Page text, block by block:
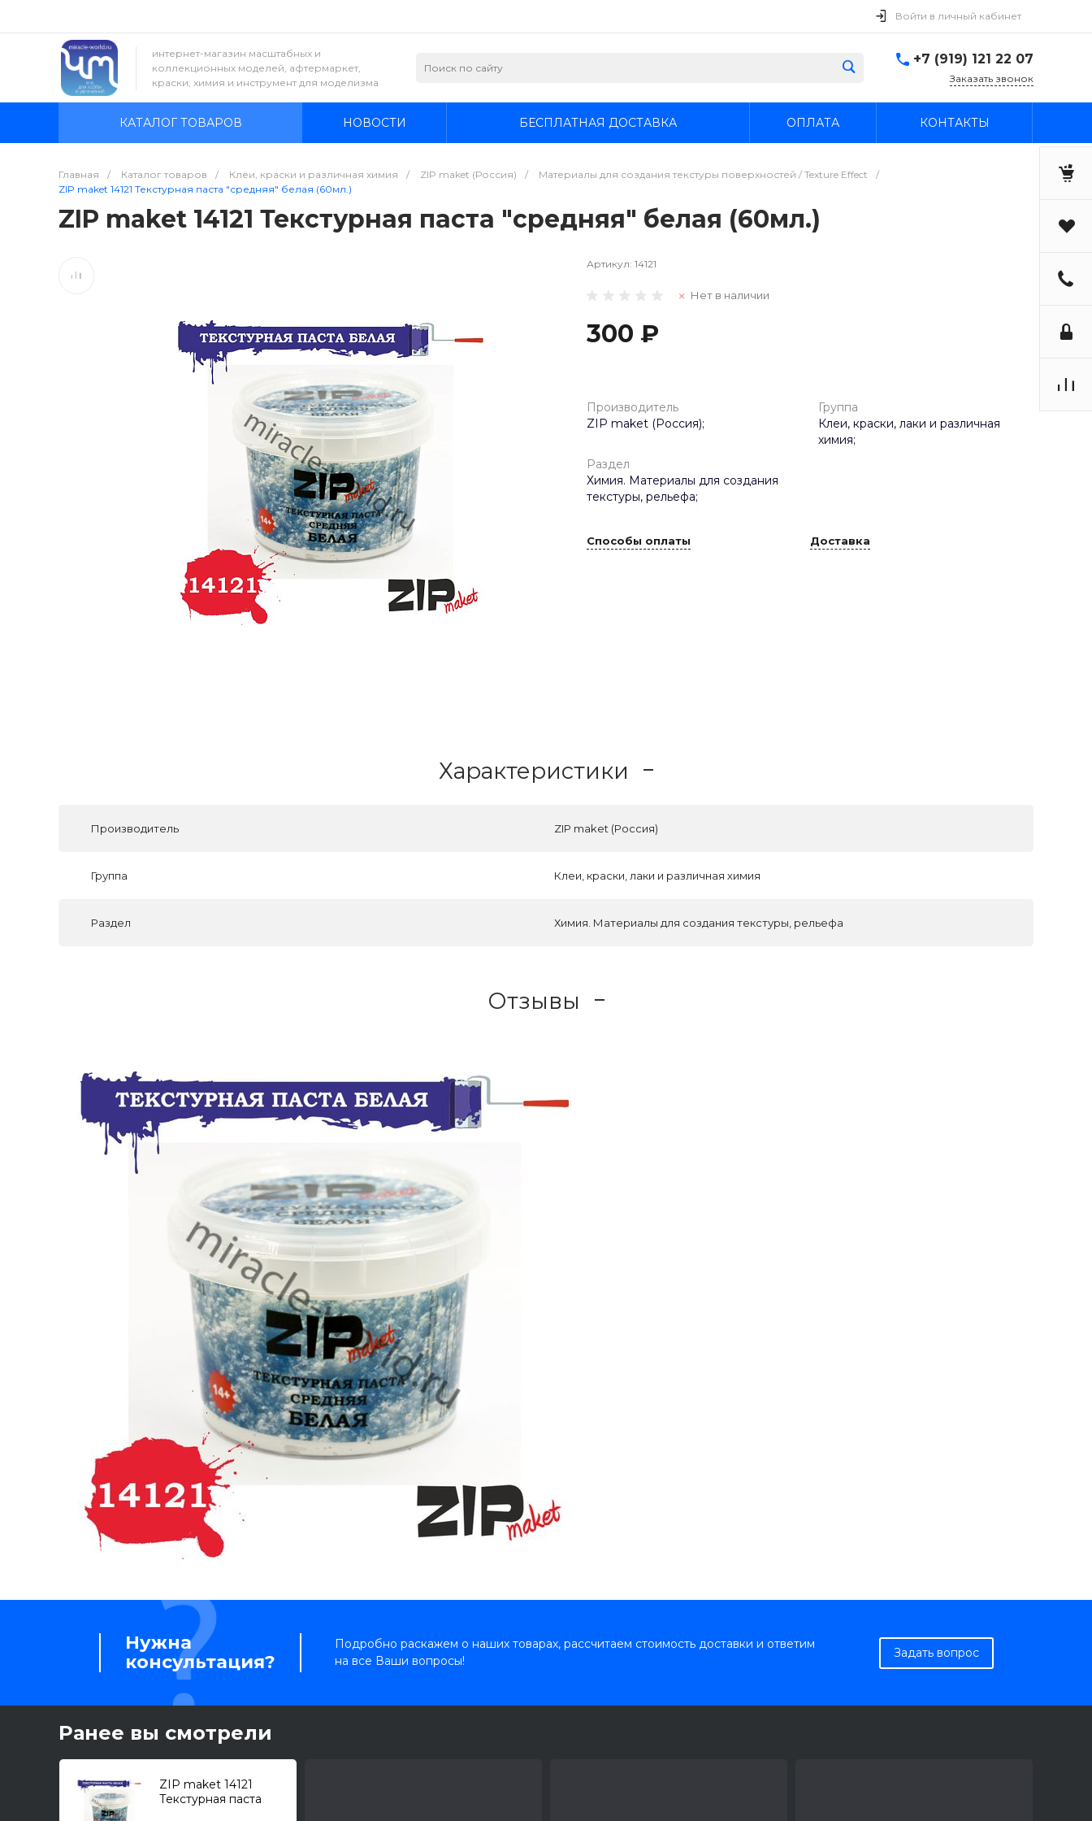
Войти в личный кабинет
интернет-магазин масштабных и
коллекционных моделей, афтермаркет,
краски, химия и инструмент для моделизма
+7 (919) 121 22 07
Заказать звонок
КАТАЛОГ ТОВАРОВ НОВОСТИ БЕСПЛАТНАЯ ДОСТАВКА ОПЛАТА КОНТАКТЫ
Главная / Каталог товаров / Клеи, краски и различная химия / ZIP maket (Россия) / Материалы для создания текстуры поверхностей / Texture Effect
/
ZIP maket 14121 Текстурная паста "средняя" белая (60мл.)
ZIP maket 14121 Текстурная паста "средняя" белая (60мл.)
Артикул: 14121
Нет в наличии
300 ₽
Производитель
ZIP maket (Россия);
Группа
Клеи, краски, лаки и различная
химия;
Раздел
Химия. Материалы для создания
текстуры, рельефа;
Способы оплаты Доставка
Характеристики
Производитель ZIP maket (Россия)
Группа Клеи, краски, лаки и различная химия
Раздел Химия. Материалы для создания текстуры, рельефа
Отзывы
Нужна
консультация?
Подробно раскажем о наших товарах, рассчитаем стоимость доставки и ответим
на все Ваши вопросы!
Задать вопрос
Ранее вы смотрели
ZIP maket 14121
Текстурная паста